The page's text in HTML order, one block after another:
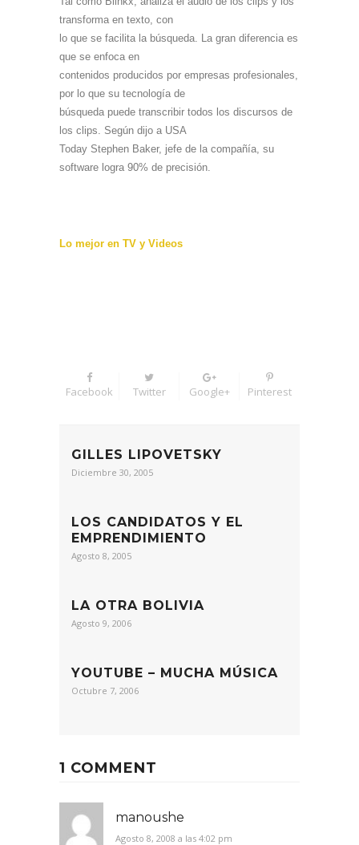
transforma en texto, con
lo que se facilita la búsqueda. La gran diferencia es
que se enfoca en
contenidos producidos por empresas profesionales,
por lo que su tecnología de
búsqueda puede transcribir todos los discursos de
los clips. Según dijo a USA
Today Stephen Baker, jefe de la compañía, su
software logra 90% de precisión.
Lo mejor en TV y Videos
Facebook Twitter Google+ Pinterest
GILLES LIPOVETSKY
Diciembre 30, 2005
LOS CANDIDATOS Y EL
EMPRENDIMIENTO
Agosto 8, 2005
LA OTRA BOLIVIA
Agosto 9, 2006
YOUTUBE – MUCHA MÚSICA
Octubre 7, 2006
1 COMMENT
manoushe
Agosto 8, 2008 a las 4:02 pm